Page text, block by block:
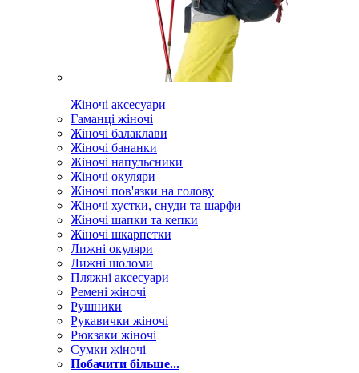
Жіночі аксесуари
Гаманці жіночі
Жіночі балаклави
Жіночі бананки
Жіночі напульсники
Жіночі окуляри
Жіночі пов'язки на голову
Жіночі хустки, снуди та шарфи
Жіночі шапки та кепки
Жіночі шкарпетки
Лижні окуляри
Лижні шоломи
Пляжні аксесуари
Ремені жіночі
Рушники
Рукавички жіночі
Рюкзаки жіночі
Сумки жіночі
Побачити більше...